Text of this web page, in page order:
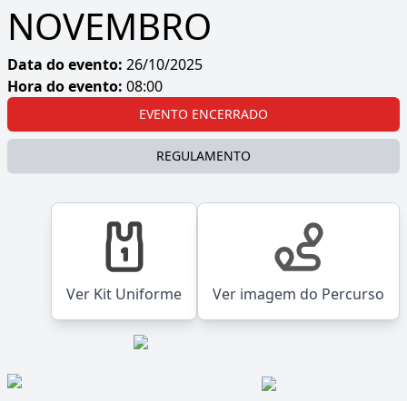
NOVEMBRO
Data do evento: 26/10/2025
Hora do evento: 08:00
EVENTO ENCERRADO
REGULAMENTO
Ver Kit Uniforme Ver imagem do Percurso